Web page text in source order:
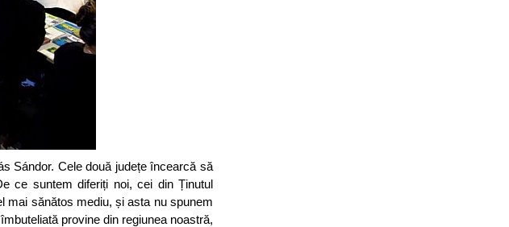
Sándor. Cele două județe încearcă să
ce suntem diferiți noi, cei din Ținutul
mai sănătos mediu, și asta nu spunem
provine din regiunea noastră,